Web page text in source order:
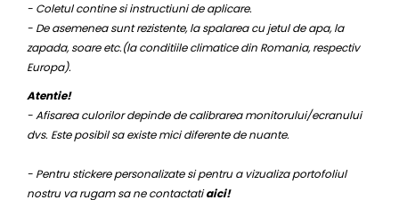
STICKERE PENTRU CAPOTA
STICKERE PENTRU LATERALE
STICKERE PERSONALIZATE
STICKERE PRAGURI
STICKERE PRINTATE
VANATOARE - PESCUIT
- Coletul contine si instructiuni de aplicare.
- De asemenea sunt rezistente, la spalarea cu jetul de apa, la
zapada, soare etc.(la conditiile climatice din Romania, respectiv
Europa).
Atentie!
- Afisarea culorilor depinde de calibrarea monitorului/ecranului
dvs. Este posibil sa existe mici diferente de nuante.
- Pentru stickere personalizate si pentru a vizualiza portofoliul
nostru va rugam sa ne contactatiaici!